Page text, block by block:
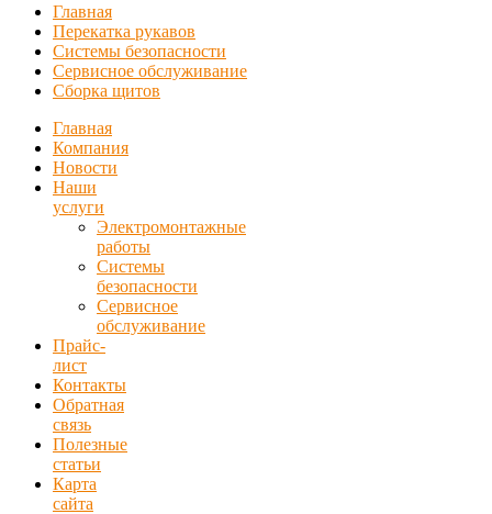
Главная
Перекатка рукавов
Системы безопасности
Сервисное обслуживание
Сборка щитов
Главная
Компания
Новости
Наши
услуги
Электромонтажные
работы
Системы
безопасности
Сервисное
обслуживание
Прайс-
лист
Контакты
Обратная
связь
Полезные
статьи
Карта
сайта